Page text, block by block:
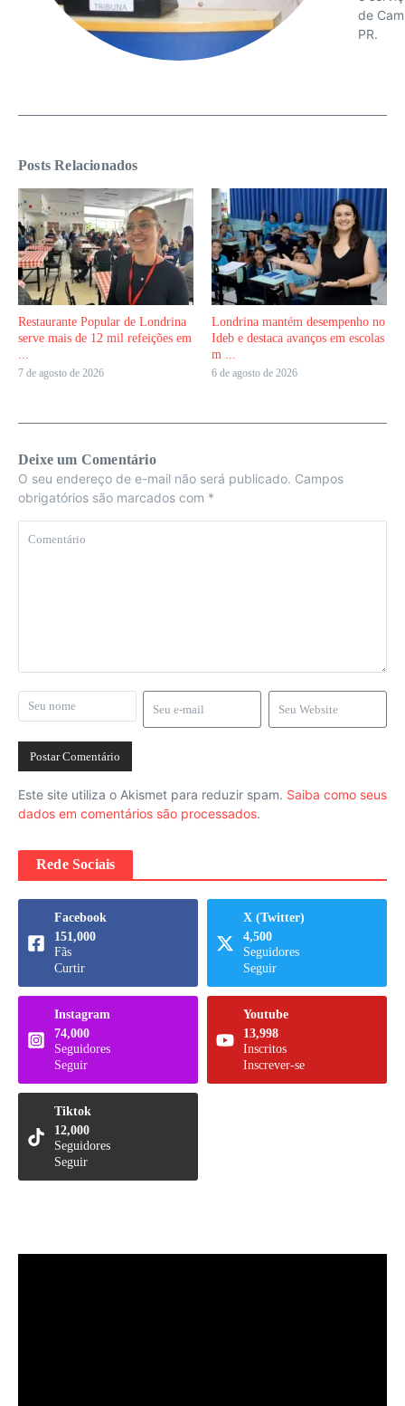
de
PR.
Posts Relacionados
Restaurante Popular de Londrina
serve mais de 12 mil refeições em
...
7 de agosto de 2026
Londrina mantém desempenho no
Ideb e destaca avanços em escolas
m ...
6 de agosto de 2026
Deixe um Comentário
O seu endereço de e-mail não será publicado. Campos
obrigatórios são marcados com *
Este site utiliza o Akismet para reduzir spam. Saiba como seus
dados em comentários são processados.
Rede Sociais
Facebook
151,000
Fãs
Curtir
X (Twitter)
4,500
Seguidores
Seguir
Instagram
74,000
Seguidores
Seguir
Youtube
13,998
Inscritos
Inscrever-se
Tiktok
12,000
Seguidores
Seguir